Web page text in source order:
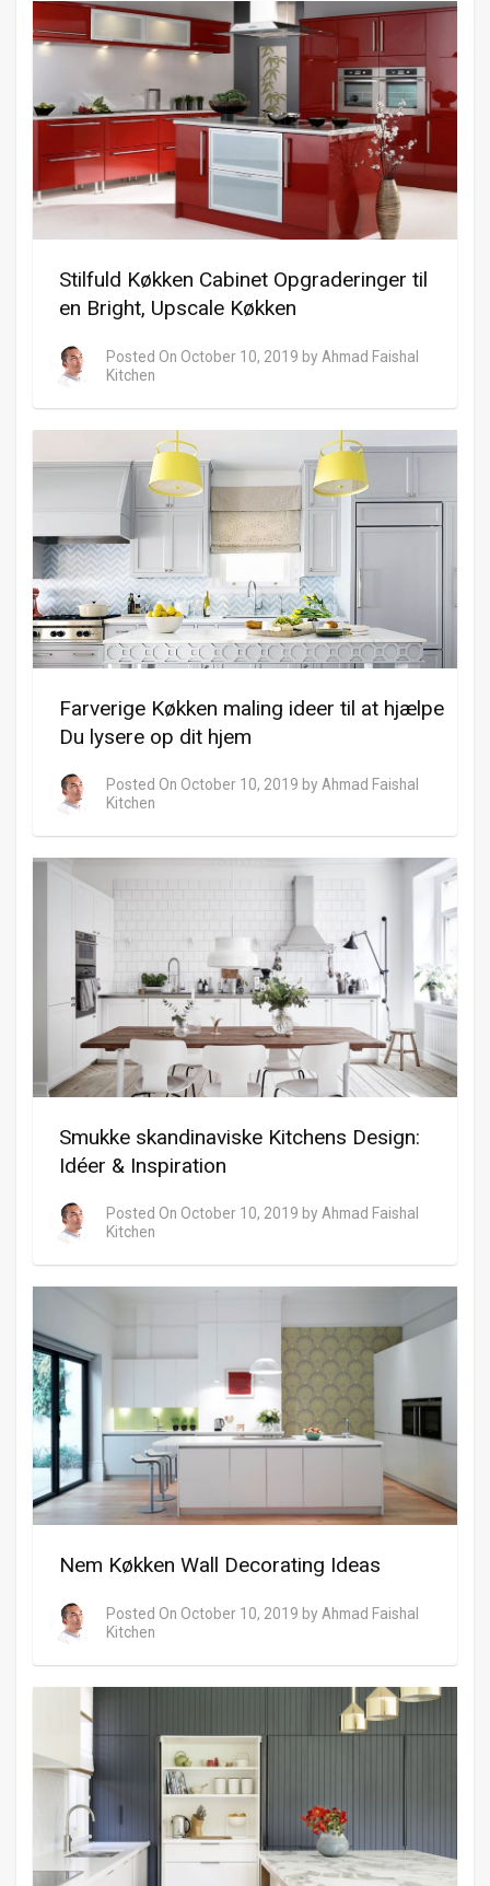
Stilfuld Køkken Cabinet Opgraderinger til
en Bright, Upscale Køkken
Posted On October 10, 2019 by Ahmad Faishal
Kitchen
Farverige Køkken maling ideer til at hjælpe
Du lysere op dit hjem
Posted On October 10, 2019 by Ahmad Faishal
Kitchen
Smukke skandinaviske Kitchens Design:
Idéer & Inspiration
Posted On October 10, 2019 by Ahmad Faishal
Kitchen
Nem Køkken Wall Decorating Ideas
Posted On October 10, 2019 by Ahmad Faishal
Kitchen